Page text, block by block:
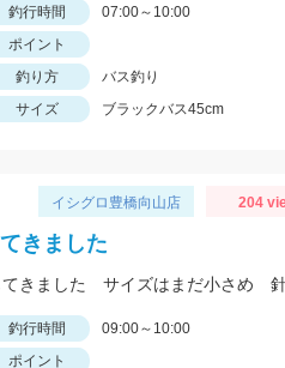
釣行時間
07:00～10:00
ポイント
釣り方
バス釣り
サイズ ブラックバス45cm
イシグロ豊橋向山店 204
きました
釣行時間
09:00～10:00
ポイント